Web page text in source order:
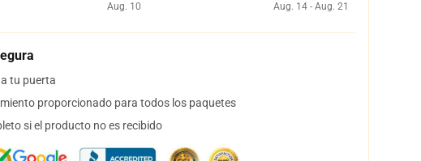
Aug. 10
Aug. 14 - Aug. 21
tu puerta
proporcionado para todos los paquetes
si el producto no es recibido